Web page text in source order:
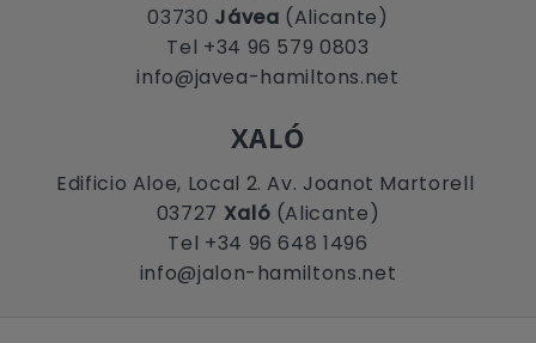
03730 Jávea (Alicante)
Tel +34 96 579 0803
info@javea-hamiltons.net
XALÓ
Edificio Aloe, Local 2. Av. Joanot Martorell
03727 Xaló (Alicante)
Tel +34 96 648 1496
info@jalon-hamiltons.net